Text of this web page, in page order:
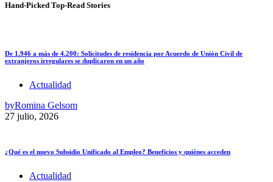
Hand-Picked Top-Read Stories
De 1.946 a más de 4.200: Solicitudes de residencia por Acuerdo de Unión Civil de
extranjeros irregulares se duplicaron en un año
Actualidad
byRomina Gelsom
27 julio, 2026
¿Qué es el nuevo Subsidio Unificado al Empleo? Beneficios y quiénes acceden
Actualidad